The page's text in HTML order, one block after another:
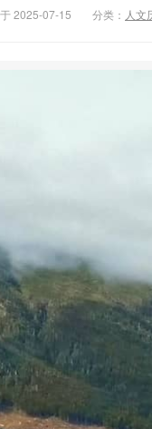
2025-07-15 分类： 人文